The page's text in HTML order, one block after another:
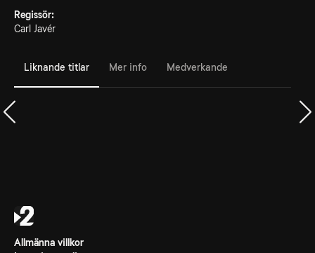
Regissör:
Carl Javér
Liknande titlar Mer info Medverkande
Allmänna villkor